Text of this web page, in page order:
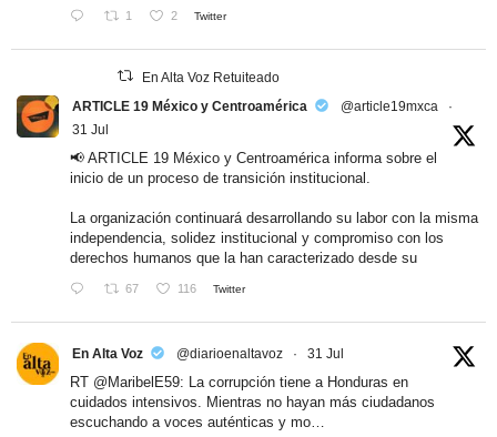
1 2 Twitter
En Alta Voz Retuiteado
ARTICLE 19 México y Centroamérica
@article19mxca
·
31 Jul
📢 ARTICLE 19 México y Centroamérica informa sobre el
inicio de un proceso de transición institucional.
La organización continuará desarrollando su labor con la misma
independencia, solidez institucional y compromiso con los
derechos humanos que la han caracterizado desde su
67 116 Twitter
En Alta Voz @diarioenaltavoz · 31 Jul
RT @MaribelE59: La corrupción tiene a Honduras en
cuidados intensivos. Mientras no hayan más ciudadanos
escuchando a voces auténticas y mo…